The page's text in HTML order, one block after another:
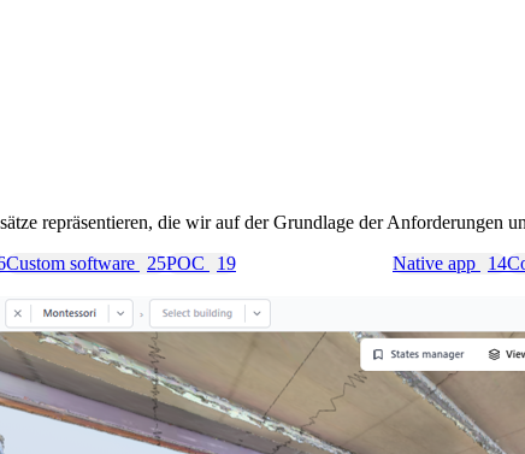
repräsentieren, die wir auf der Grundlage der Anforderungen
Custom software 25POC 19 Native app 14